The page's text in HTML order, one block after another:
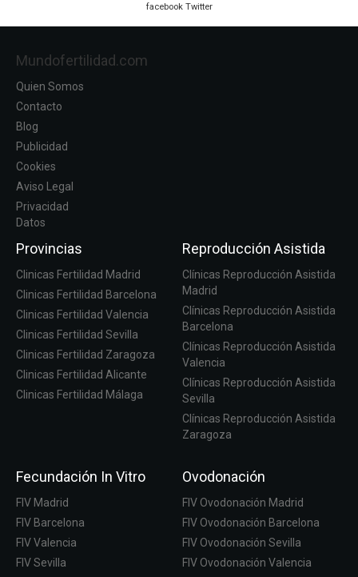
facebook Twitter
Mundofertilidad.com
Quien Somos
Contacto
Blog
Publicidad
Cookies
Aviso Legal
Privacidad
Datos
Provincias
Clinicas Fertilidad Madrid
Clinicas Fertilidad Barcelona
Clinicas Fertilidad Valencia
Clinicas Fertilidad Sevilla
Clinicas Fertilidad Zaragoza
Clinicas Fertilidad Alicante
Clinicas Fertilidad Málaga
Reproducción Asistida
Clínicas Reproducción Asistida
Madrid
Clínicas Reproducción Asistida
Barcelona
Clínicas Reproducción Asistida
Valencia
Clínicas Reproducción Asistida
Sevilla
Clínicas Reproducción Asistida
Zaragoza
Fecundación In Vitro
FIV Madrid
FIV Barcelona
FIV Valencia
FIV Sevilla
Ovodonación
FIV Ovodonación Madrid
FIV Ovodonación Barcelona
FIV Ovodonación Sevilla
FIV Ovodonación Valencia